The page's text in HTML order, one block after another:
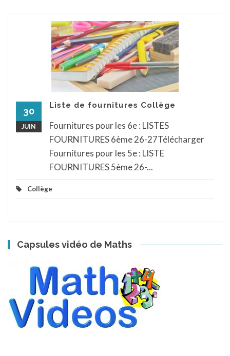
30
JUIN
Liste de fournitures Collège
Fournitures pour les 6e : LISTES
FOURNITURES 6ème 26-27Télécharger
Fournitures pour les 5e : LISTE
FOURNITURES 5ème 26-...
Collège
Capsules vidéo de Maths